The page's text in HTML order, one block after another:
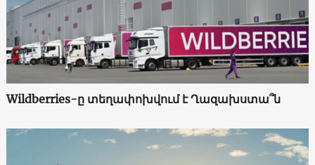
Wildberries-ը տեղափոխվում է Ղազախստա՞ն